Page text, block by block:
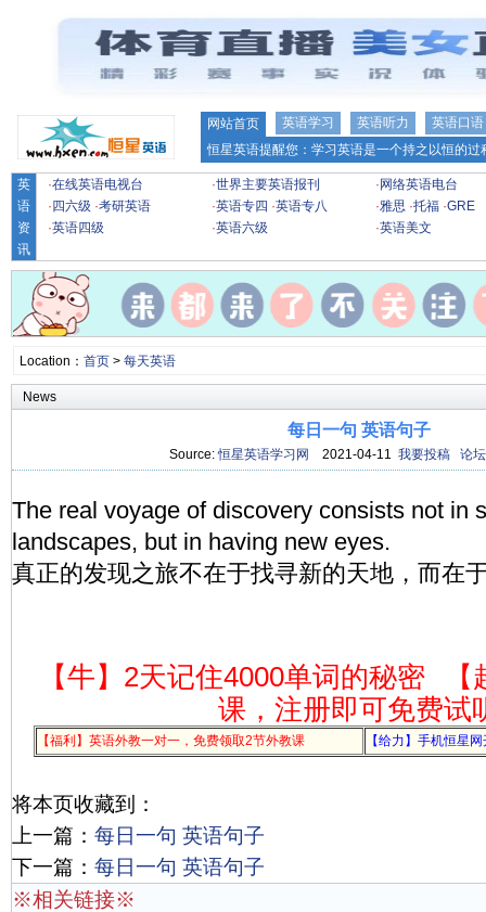
网站首页 英语学习 英语听力
英语口语
恒星英语提醒您：学习英语是一个持之以恒的
英
语
资
讯
·在线英语电视台 ·世界主要英语报刊 · 网络英语电台
· 四六级 ·考研英语 ·英语专四 ·英语专八 ·雅思 ·托福 ·GRE
·英语四级 ·英语六级 ·英语美文
Location： 首页> 每天英语
News
每日一句 英语句子
Source:恒星英语学习网 2021-04-11 我要投稿 论坛
The real voyage of discovery consists not in
landscapes, but in having new eyes.
真正的发现之旅不在于找寻新的天地，而在
【牛】2天记住4000单词的秘密
课，注册即可免费试
【福利】英语外教一对一，免费领取2节外教课 【给力】手机恒星
将本页收藏到：
上一篇： 每日一句 英语句子
下一篇： 每日一句 英语句子
※相关链接※